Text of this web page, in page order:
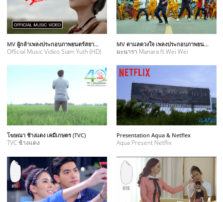
MV ผู้กล้าเพลงประกอบภาพยนตร์สยามยุทธ
Official Music Video Siam Yuth (HD)
MV ดาแลดวงใจ เพลงประกอบภาพยนตร์รักนะซุปซุป
มะนารา Manara ft.​Wei Wei
โฆษณา ช้างแดง เคมีเกษตร (TVC)
TVC ช้างแดง
Presentation Aqua & Netflex
Aqua Present Netflix